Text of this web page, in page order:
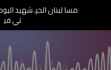
مسا لبنان الحر، شهيد
تي في